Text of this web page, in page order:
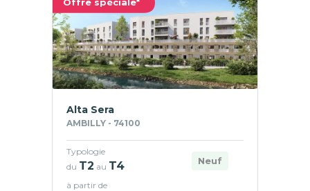
Alta Sera
AMBILLY - 74100
Neuf
Typologie
du T2 au T4
à partir de